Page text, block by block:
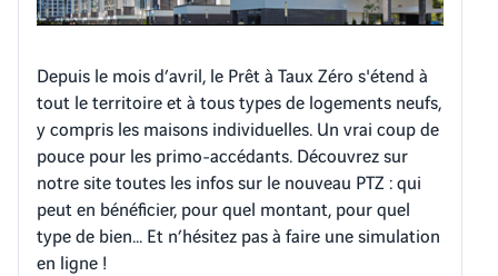
Depuis le mois d’avril, le Prêt à Taux Zéro s'étend à
tout le territoire et à tous types de logements neufs,
y compris les maisons individuelles. Un vrai coup de
pouce pour les primo-accédants. Découvrez sur
notre site toutes les infos sur le nouveau PTZ : qui
peut en bénéficier, pour quel montant, pour quel
type de bien… Et n’hésitez pas à faire une simulation
en ligne !